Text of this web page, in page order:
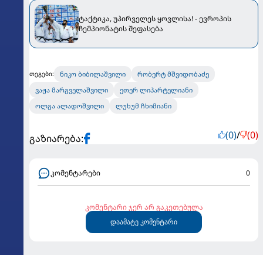
ტაქტიკა, უპირველეს ყოვლისა! - ევროპის
ჩემპიონატის შეფასება
თეგები: ნიკო ბიბილაშვილი
რობერტ მშვიდობაძე
ვაჟა მარგველაშვილი
ეთერ ლიპარტელიანი
ოლგა ალადოშვილი
ლუხუმ ჩხიმიანი
გაზიარება: (0)/ (0)
კომენტარები 0
კომენტარი ჯერ არ გაკეთებულა
დაამატე კომენტარი